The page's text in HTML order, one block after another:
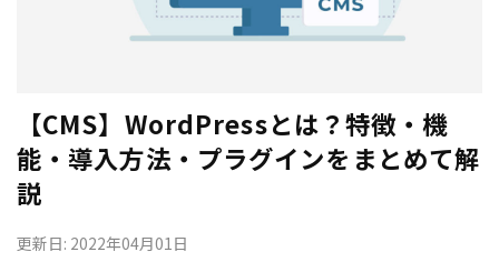
【CMS】WordPressとは？特徴・機
能・導入方法・プラグインをまとめて解
説
更新日: 2022年04月01日